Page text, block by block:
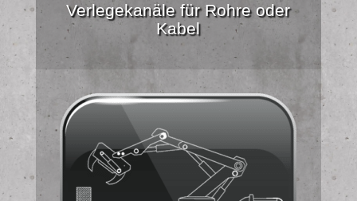
Verlegekanäle für Rohre oder
Kabel